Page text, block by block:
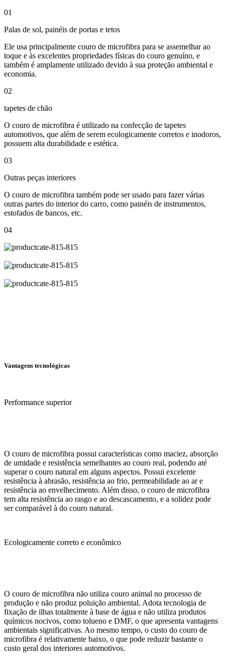
01
Palas de sol, painéis de portas e tetos
Ele usa principalmente couro de microfibra para se assemelhar ao
toque e às excelentes propriedades físicas do couro genuíno, e
também é amplamente utilizado devido à sua proteção ambiental e
economia.
02
tapetes de chão
O couro de microfibra é utilizado na confecção de tapetes
automotivos, que além de serem ecologicamente corretos e inodoros,
possuem alta durabilidade e estética.
03
Outras peças interiores
O couro de microfibra também pode ser usado para fazer várias
outras partes do interior do carro, como painéis de instrumentos,
estofados de bancos, etc.
04
Vantagens tecnológicas
Performance superior
O couro de microfibra possui características como maciez, absorção
de umidade e resistência semelhantes ao couro real, podendo até
superar o couro natural em alguns aspectos. Possui excelente
resistência à abrasão, resistência ao frio, permeabilidade ao ar e
resistência ao envelhecimento. Além disso, o couro de microfibra
tem alta resistência ao rasgo e ao descascamento, e a solidez pode
ser comparável à do couro natural.
Ecologicamente correto e econômico
O couro de microfibra não utiliza couro animal no processo de
produção e não produz poluição ambiental. Adota tecnologia de
fixação de ilhas totalmente à base de água e não utiliza produtos
químicos nocivos, como tolueno e DMF, o que apresenta vantagens
ambientais significativas. Ao mesmo tempo, o custo do couro de
microfibra é relativamente baixo, o que pode reduzir bastante o
custo geral dos interiores automotivos.